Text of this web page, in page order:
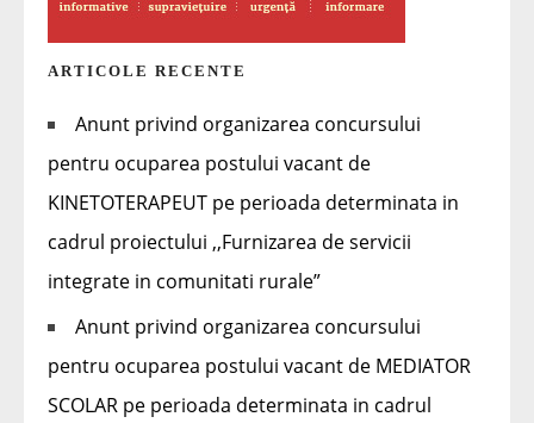
ARTICOLE RECENTE
Anunt privind organizarea concursului
pentru ocuparea postului vacant de
KINETOTERAPEUT pe perioada determinata in
cadrul proiectului ,,Furnizarea de servicii
integrate in comunitati rurale”
Anunt privind organizarea concursului
pentru ocuparea postului vacant de MEDIATOR
SCOLAR pe perioada determinata in cadrul